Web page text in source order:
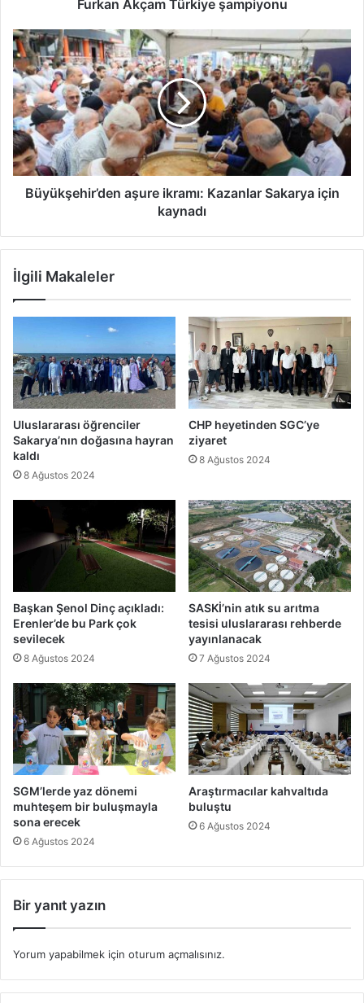
Furkan Akçam Türkiye şampiyonu
Büyükşehir’den
aşure
ikramı:
Kazanlar
Sakarya
için
kaynadı
Büyükşehir’den aşure ikramı: Kazanlar Sakarya için
kaynadı
İlgili Makaleler
Uluslararası öğrenciler
Sakarya’nın doğasına hayran
kaldı
8 Ağustos 2024
CHP heyetinden SGC’ye
ziyaret
8 Ağustos 2024
Başkan Şenol Dinç açıkladı:
Erenler’de bu Park çok
sevilecek
8 Ağustos 2024
SASKİ’nin atık su arıtma
tesisi uluslararası rehberde
yayınlanacak
7 Ağustos 2024
SGM’lerde yaz dönemi
muhteşem bir buluşmayla
sona erecek
6 Ağustos 2024
Araştırmacılar kahvaltıda
buluştu
6 Ağustos 2024
Bir yanıt yazın
Yorum yapabilmek için oturum açmalısınız.